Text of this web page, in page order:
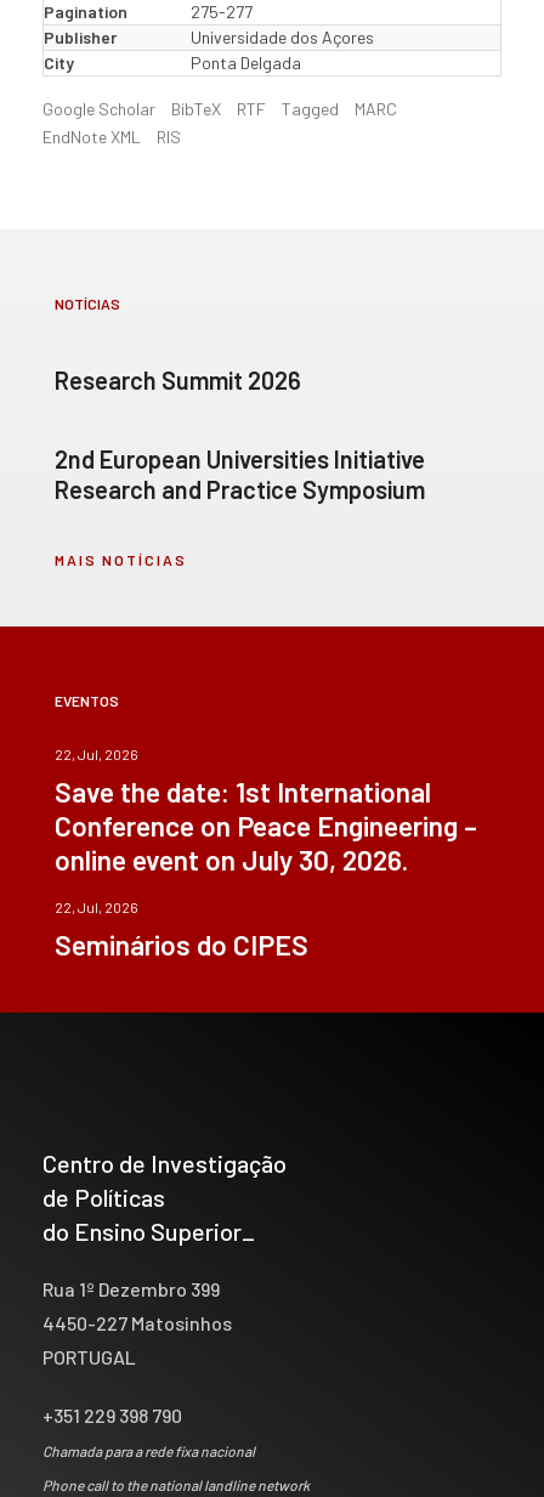
Pagination
275-277
Publisher
Universidade dos Açores
City
Ponta Delgada
Google Scholar BibTeX RTF Tagged
MARC
EndNote XML
RIS
NOTÍCIAS
Research Summit 2026
2nd European Universities Initiative
Research and Practice Symposium
MAIS NOTÍCIAS
EVENTOS
22, Jul, 2026
Save the date: 1st International
Conference on Peace Engineering –
online event on July 30, 2026.
22, Jul, 2026
Seminários do CIPES
Centro de Investigação
de Políticas
do Ensino Superior_
Rua 1º Dezembro 399
4450-227 Matosinhos
PORTUGAL
+351 229 398 790
Chamada para a rede fixa nacional
Phone call to the national landline network